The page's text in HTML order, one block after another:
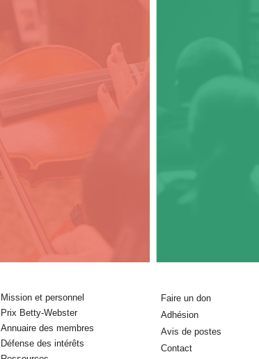
Mission et personnel
Prix Betty-Webster
Annuaire des membres
Défense des intérêts
Faire un don
Adhésion
Avis de postes
Contact